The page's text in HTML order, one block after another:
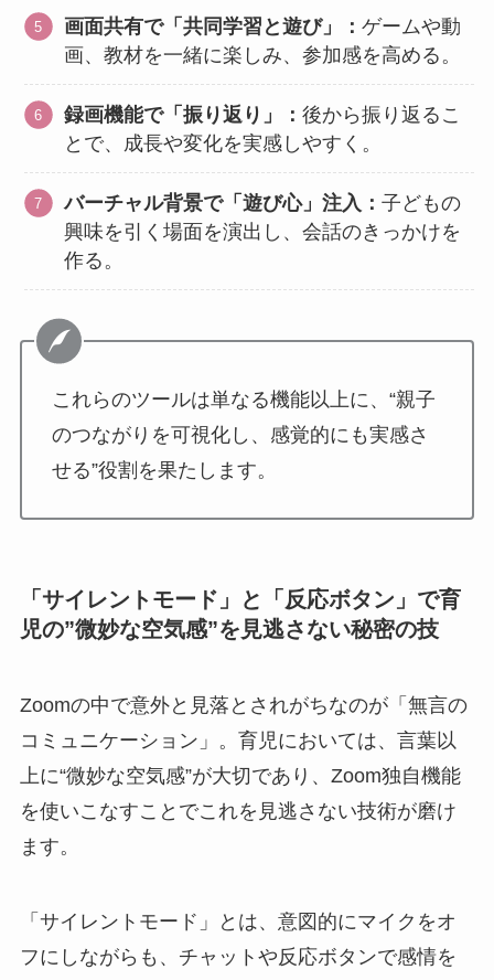
画面共有で「共同学習と遊び」：ゲームや動
画、教材を一緒に楽しみ、参加感を高める。
録画機能で「振り返り」：後から振り返るこ
とで、成長や変化を実感しやすく。
バーチャル背景で「遊び心」注入：子どもの
興味を引く場面を演出し、会話のきっかけを
作る。
これらのツールは単なる機能以上に、“親子
のつながりを可視化し、感覚的にも実感さ
せる”役割を果たします。
「サイレントモード」と「反応ボタン」で育
児の”微妙な空気感”を見逃さない秘密の技
Zoomの中で意外と見落とされがちなのが「無言の
コミュニケーション」。育児においては、言葉以
上に“微妙な空気感”が大切であり、Zoom独自機能
を使いこなすことでこれを見逃さない技術が磨け
ます。
「サイレントモード」とは、意図的にマイクをオ
フにしながらも、チャットや反応ボタンで感情を